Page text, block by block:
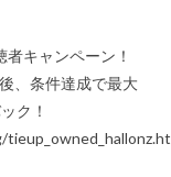
キャンペーン！
、条件達成で最大
ク！